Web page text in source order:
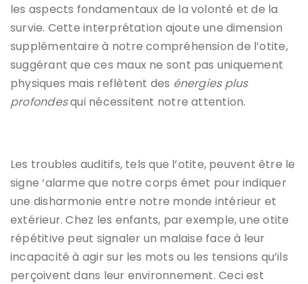
les aspects fondamentaux de la volonté et de la
survie. Cette interprétation ajoute une dimension
supplémentaire à notre compréhension de l’otite,
suggérant que ces maux ne sont pas uniquement
physiques mais reflètent des énergies plus
profondesqui nécessitent notre attention.
Les troubles auditifs, tels que l’otite, peuvent être le
signe ‘alarme que notre corps émet pour indiquer
une disharmonie entre notre monde intérieur et
extérieur. Chez les enfants, par exemple, une otite
répétitive peut signaler un malaise face à leur
incapacité à agir sur les mots ou les tensions qu’ils
perçoivent dans leur environnement. Ceci est